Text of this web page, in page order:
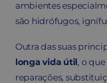
ambientes
são hidrófugos,
Outra das suas
longa vida útil, o
reparações,